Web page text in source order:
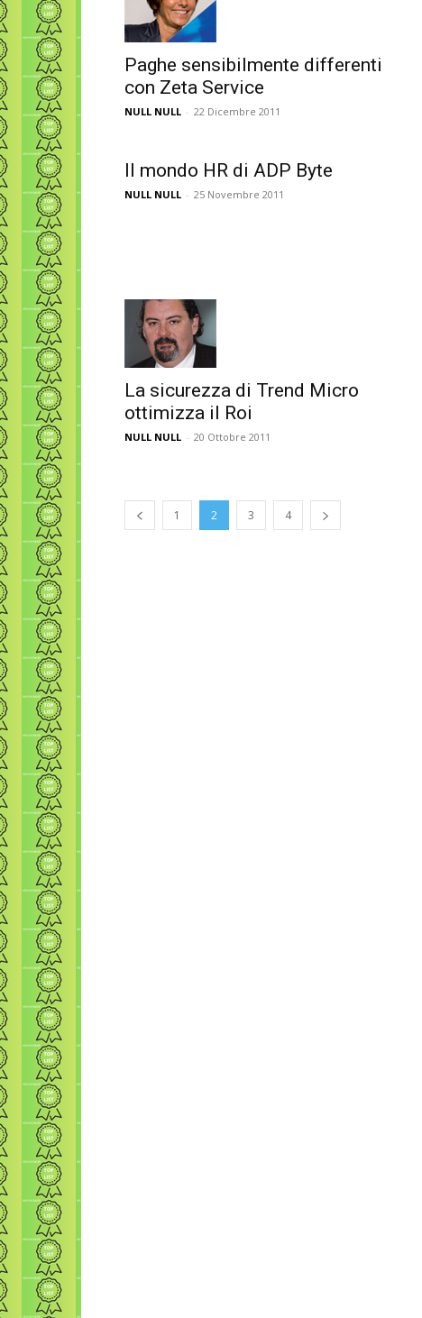
Paghe sensibilmente differenti
con Zeta Service
NULL NULL - 22 Dicembre 2011
Il mondo HR di ADP Byte
NULL NULL - 25 Novembre 2011
La sicurezza di Trend Micro
ottimizza il Roi
NULL NULL - 20 Ottobre 2011
1 2 3 4